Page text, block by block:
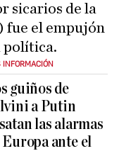
sicarios de la
fue el empujón
política.
INFORMACIÓN
guiños de
a Putin
las alarmas
Europa ante el